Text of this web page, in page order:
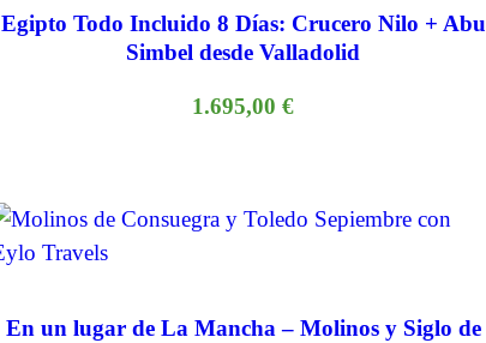
Egipto Todo Incluido 8 Días: Crucero Nilo + Abu
Simbel desde Valladolid
1.695,00€
En un lugar de La Mancha – Molinos y Siglo de